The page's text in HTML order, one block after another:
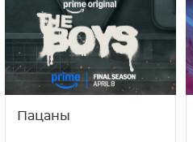
Пацаны